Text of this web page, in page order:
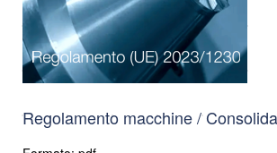
Regolamento macchine /